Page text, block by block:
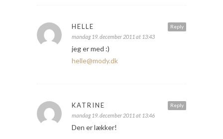
Reply
HELLE
mandag 19. december 2011 at 13:43
jeg er med :)
helle@mody.dk
Reply
KATRINE
mandag 19. december 2011 at 13:46
Den er lækker!